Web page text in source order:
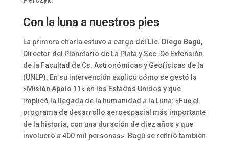
Con la luna a nuestros pies
La primera charla estuvo a cargo del Lic. Diego Bagú,
Director del Planetario de La Plata y Sec. De Extensión
de la Facultad de Cs. Astronómicas y Geofísicas de la
(UNLP). En su intervención explicó cómo se gestó la
«Misión Apolo 11»en los Estados Unidos y que
implicó la llegada de la humanidad a la Luna: «Fue el
programa de desarrollo aeroespacial más importante
de la historia, con una duración de diez años y que
involucró a 400 mil personas». Bagú se refirió también